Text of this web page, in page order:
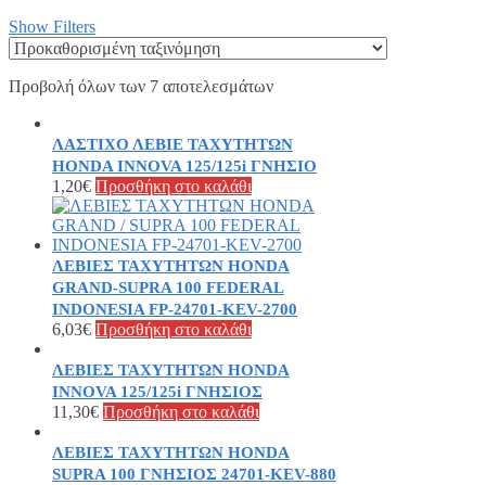
Show Filters
Προβολή όλων των 7 αποτελεσμάτων
ΛΑΣΤΙΧΟ ΛΕΒΙΕ ΤΑΧΥΤΗΤΩΝ
HONDA INNOVA 125/125i ΓΝΗΣΙΟ
1,20€ Προσθήκη στο καλάθι
ΛΕΒΙΕΣ ΤΑΧΥΤΗΤΩΝ HONDA
GRAND-SUPRA 100 FEDERAL
INDONESIA FP-24701-KEV-2700
6,03€ Προσθήκη στο καλάθι
ΛΕΒΙΕΣ ΤΑΧΥΤΗΤΩΝ HONDA
INNOVA 125/125i ΓΝΗΣΙΟΣ
11,30€ Προσθήκη στο καλάθι
ΛΕΒΙΕΣ ΤΑΧΥΤΗΤΩΝ HONDA
SUPRA 100 ΓΝΗΣΙΟΣ 24701-KEV-880